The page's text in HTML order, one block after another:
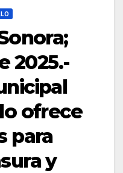
2025.-
ofrece
para
y